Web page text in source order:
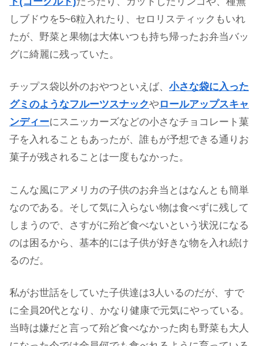
しブドウを5~6粒入れたり、セロリスティックもいれ
たが、野菜と果物は大体いつも持ち帰ったお弁当バッ
グに綺麗に残っていた。
チップス袋以外のおやつといえば、 小さな袋に入った
グミのようなフルーツスナックや ロールアップスキャ
ンディーにスニッカーズなどの小さなチョコレート菓
子を入れることもあったが、誰もが予想できる通りお
菓子が残されることは一度もなかった。
こんな風にアメリカの子供のお弁当とはなんとも簡単
なのである。そして気に入らない物は食べずに残して
しまうので、さすがに殆ど食べないという状況になる
のは困るから、基本的には子供が好きな物を入れ続け
るのだ。
私がお世話をしていた子供達は3人いるのだが、すで
に全員20代となり、かなり健康で元気にやっている。
当時は嫌だと言って殆ど食べなかった肉も野菜も大人